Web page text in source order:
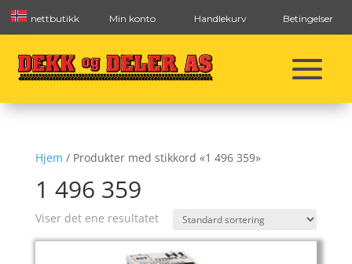
nettbutikk Min konto Handlekurv Betingelser
Hjem / Produkter med stikkord «1 496 359»
1 496 359
Viser det ene resultatet